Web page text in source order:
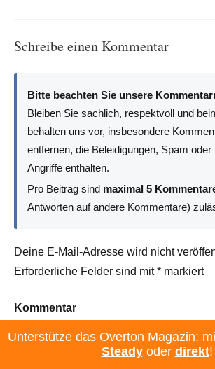
Schreibe einen Kommentar
Bitte beachten Sie unsere
Bleiben Sie sachlich, respektvoll und
behalten uns vor, insbesondere
entfernen, die Beleidigungen, Spam
Angriffe enthalten.
Pro Beitrag sind maximal 5
Antworten auf andere Kommentare)
Deine E-Mail-Adresse wird nicht
Erforderliche Felder sind mit* markiert
Kommentar
Unterstütze das Overton Magazin:
Steadyoder direkt!